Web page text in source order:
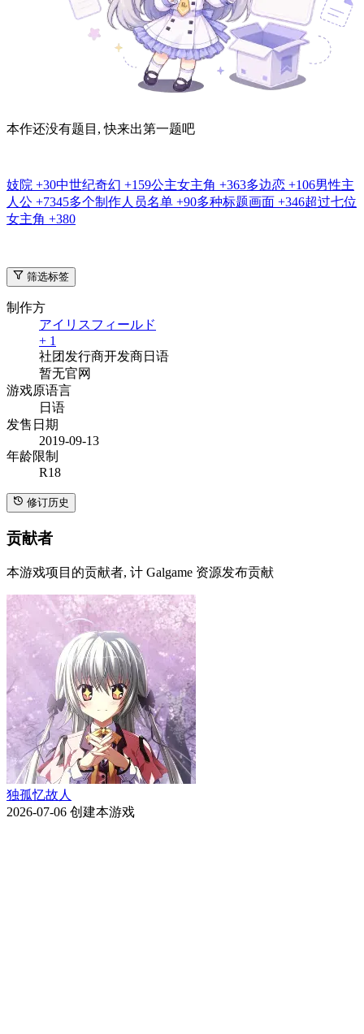
本作还没有题目, 快来出第一题吧
妓院 +30中世纪奇幻 +159公主女主角 +363多边恋 +106男性主
人公 +7345多个制作人员名单 +90多种标题画面 +346超过七位
女主角 +380
筛选标签
制作方
アイリスフィールド
+ 1
社团 发行商开发商日语
暂无官网
游戏原语言
日语
发售日期
2019-09-13
年龄限制
R18
修订历史
贡献者
本游戏项目的贡献者, 计 Galgame 资源发布贡献
独孤忆故人
2026-07-06 创建本游戏